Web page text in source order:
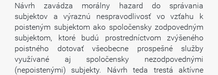
Návrh zavádza morálny hazard do správania
subjektov a výraznú nespravodlivosť vo vzťahu k
poisteným subjektom ako spoločensky zodpovedným
subjektom, ktoré budú prostredníctvom zvýšeného
poistného dotovať všeobecne prospešné služby
využívané aj spoločensky nezodpovednými
(nepoistenými) subjekty. Návrh teda trestá aktívne